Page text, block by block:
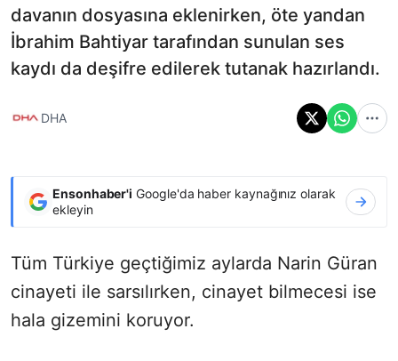
davanın dosyasına eklenirken, öte yandan
İbrahim Bahtiyar tarafından sunulan ses
kaydı da deşifre edilerek tutanak hazırlandı.
DHA
Ensonhaber'i Google'da haber kaynağınız olarak
ekleyin
Tüm Türkiye geçtiğimiz aylarda Narin Güran
cinayeti ile sarsılırken, cinayet bilmecesi ise
hala gizemini koruyor.